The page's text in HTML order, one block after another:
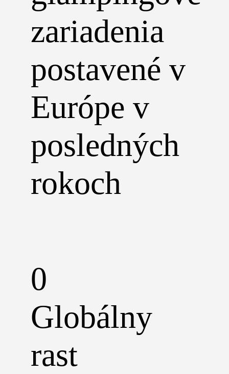
zariadenia
postavené v
Európe v
posledných
rokoch
0
Globálny
rast